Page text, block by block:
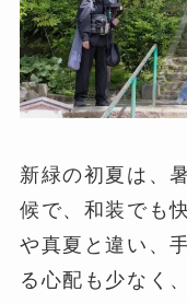
新緑の初夏は、
候で、和装でも
や真夏と違い、
る心配も少なく